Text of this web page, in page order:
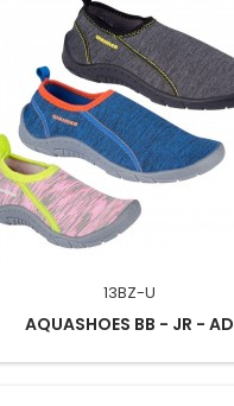
13BZ-U
AQUASHOES BB - JR - AD